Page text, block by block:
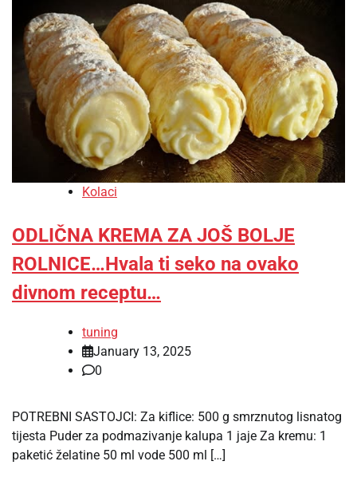
Kolaci
ODLIČNA KREMA ZA JOŠ BOLJE
ROLNICE…Hvala ti seko na ovako
divnom receptu…
tuning
January 13, 2025
0
POTREBNI SASTOJCI: Za kiflice: 500 g smrznutog lisnatog
tijesta Puder za podmazivanje kalupa 1 jaje Za kremu: 1
paketić želatine 50 ml vode 500 ml […]